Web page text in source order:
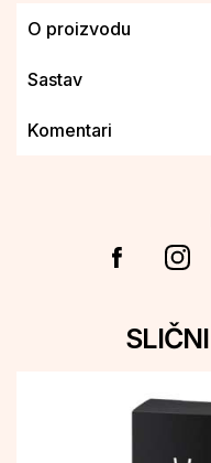
O proizvodu
Sastav
Komentari